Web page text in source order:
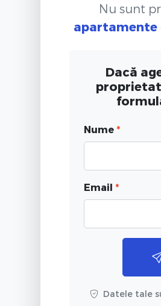
Nu sunt
apartamente
Dacă
Nume *
Email *
Datele tale